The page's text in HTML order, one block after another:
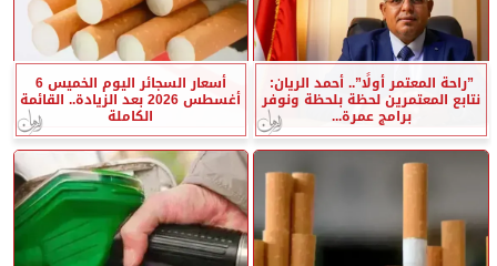
”راحة المعتمر أولًا”.. أحمد الريان:
نتابع المعتمرين لحظة بلحظة ونوفر
برامج عمرة...
أسعار السجائر اليوم الخميس 6
أغسطس 2026 بعد الزيادة.. القائمة
الكاملة